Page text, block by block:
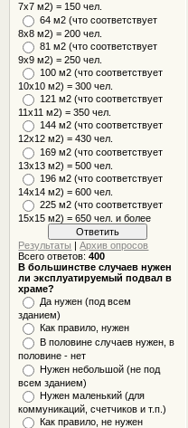
7x7 м2) = 150 чел.
64 м2 (что соответствует
8x8 м2) = 200 чел.
81 м2 (что соответствует
9х9 м2) = 250 чел.
100 м2 (что соответствует
10x10 м2) = 300 чел.
121 м2 (что соответствует
11х11 м2) = 350 чел.
144 м2 (что соответствует
12х12 м2) = 430 чел.
169 м2 (что соответствует
13х13 м2) = 500 чел.
196 м2 (что соответствует
14х14 м2) = 600 чел.
225 м2 (что соответствует
15х15 м2) = 650 чел. и более
Результаты |Архив опросов
Всего ответов:400
В большинстве случаев нужен
ли эксплуатируемый подвал в
храме?
Да нужен (под всем
зданием)
Как правило, нужен
В половине случаев нужен, в
половине - нет
Нужен небольшой (не под
всем зданием)
Нужен маленький (для
коммуникаций, счетчиков и т.п.)
Как правило, не нужен